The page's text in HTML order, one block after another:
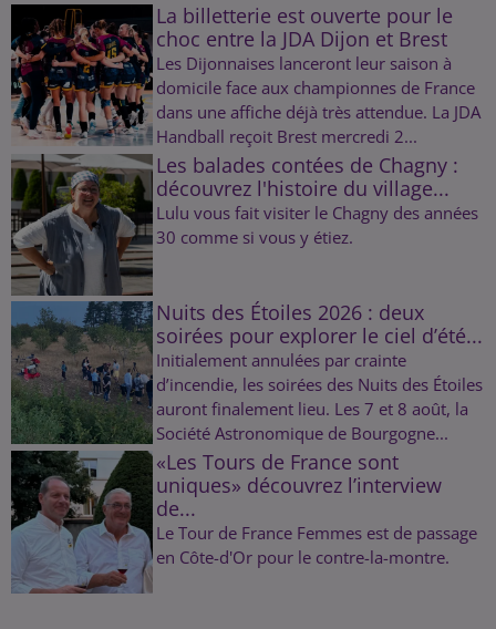
La billetterie est ouverte pour le
choc entre la JDA Dijon et Brest
Les Dijonnaises lanceront leur saison à
domicile face aux championnes de France
dans une affiche déjà très attendue. La JDA
Handball reçoit Brest mercredi 2...
Les balades contées de Chagny :
découvrez l'histoire du village...
Lulu vous fait visiter le Chagny des années
30 comme si vous y étiez.
Nuits des Étoiles 2026 : deux
soirées pour explorer le ciel d’été...
Initialement annulées par crainte
d’incendie, les soirées des Nuits des Étoiles
auront finalement lieu. Les 7 et 8 août, la
Société Astronomique de Bourgogne...
«Les Tours de France sont
uniques» découvrez l’interview
de...
Le Tour de France Femmes est de passage
en Côte-d'Or pour le contre-la-montre.